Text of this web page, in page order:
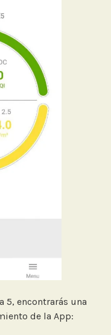
5, encontrarás una
de la App: